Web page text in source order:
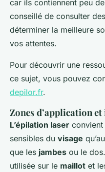
car ils contiennent peu
conseillé de consulter des
déterminer la meilleure
vos attentes.
Pour découvrir une
ce sujet, vous pouvez
depilor.fr.
Zones d’application
L’épilation laser convient
sensibles du visage
que les jambes ou le
utilisée sur le maillot et